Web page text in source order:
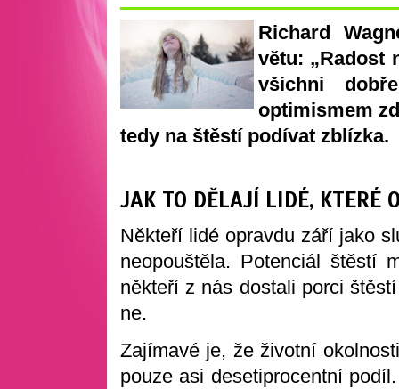
Richard
větu: „Radost
všichni
optimismem
tedy na štěstí podívat zblízka.
JAK TO DĚLAJÍ LIDÉ, KTERÉ
Někteří lidé opravdu září jako
neopouštěla. Potenciál štěstí
někteří z nás dostali porci
ne.
Zajímavé je, že životní
pouze asi desetiprocentní